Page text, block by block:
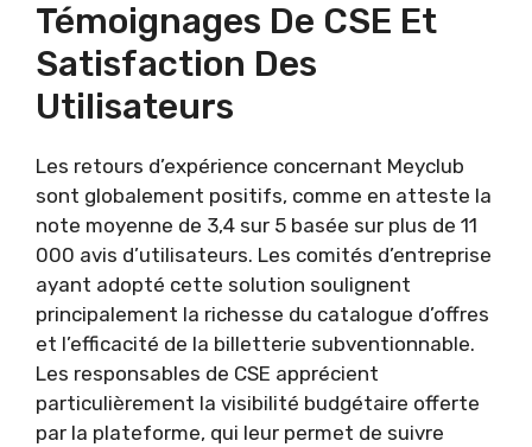
Témoignages De CSE Et
Satisfaction Des
Utilisateurs
Les retours d’expérience concernant Meyclub
sont globalement positifs, comme en atteste la
note moyenne de 3,4 sur 5 basée sur plus de 11
000 avis d’utilisateurs. Les comités d’entreprise
ayant adopté cette solution soulignent
principalement la richesse du catalogue d’offres
et l’efficacité de la billetterie subventionnable.
Les responsables de CSE apprécient
particulièrement la visibilité budgétaire offerte
par la plateforme, qui leur permet de suivre